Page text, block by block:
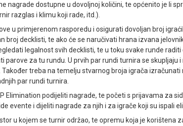
nagrade dostupne u dovoljnoj količini, te općenito je li
razglas i klimu koji rade, itd.).
u primjerenom rasporedu i osigurati dovoljan broj
decklisti, te ako će se naručivati hrana izvana
legalnost svih decklisti, te u toku svake runde
za tu rundu. U prvih par rundi turnira se skupljaju
treba na temelju stvarnog broja igrača
par rundi turnira.
Elimination podijeliti nagrade, te početi s prijavama za
evente i dijeliti nagrade za njih i za igrače koji su ispali
u kojem se turnir održao, te opremu koja je korištena